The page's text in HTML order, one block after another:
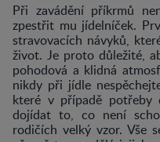
Při zavádění příkrmů
zpestřit mu jídelníček.
stravovacích návyků,
život. Je proto důležité,
pohodová a klidná
nikdy při jídle
které v případě
dojídat to, co není
rodičích velký vzor. Vše